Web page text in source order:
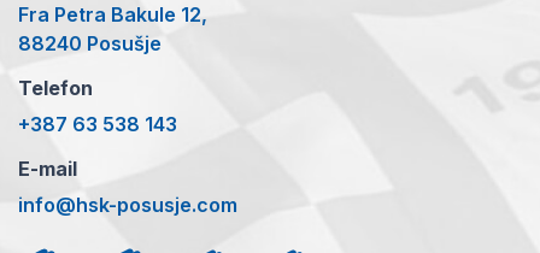
Fra Petra Bakule 12,
88240 Posušje
Telefon
+387 63 538 143
E-mail
info@hsk-posusje.com